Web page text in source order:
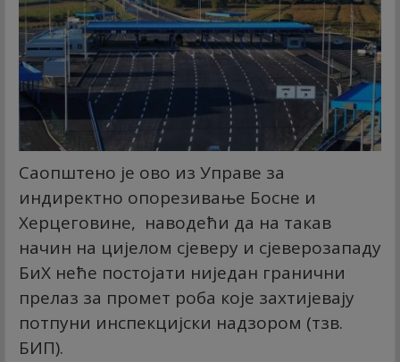
Саопштено је ово из Управе за
индиректно опорезивање Босне и
Херцеговине, наводећи да на такав
начин на цијелом сјеверу и сјеверозападу
БиХ неће постојати ниједан гранични
прелаз за промет роба које захтијевају
потпуни инспекцијски надзором (тзв.
БИП).